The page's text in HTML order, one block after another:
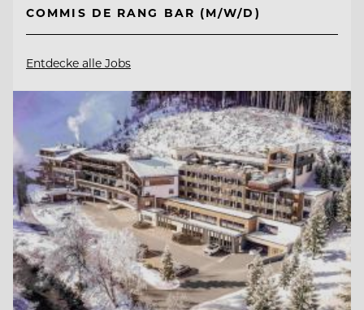
COMMIS DE RANG BAR (M/W/D)
Entdecke alle Jobs